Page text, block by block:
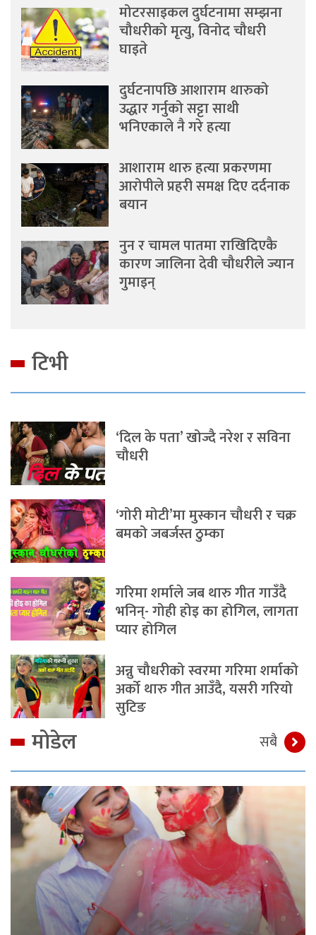
मोटरसाइकल दुर्घटनामा सम्झना
चौधरीको मृत्यु, विनोद चौधरी
घाइते
दुर्घटनापछि आशाराम थारुको
उद्धार गर्नुको सट्टा साथी
भनिएकाले नै गरे हत्या
आशाराम थारु हत्या प्रकरणमा
आरोपीले प्रहरी समक्ष दिए दर्दनाक
बयान
नुन र चामल पातमा राखिदिएकै
कारण जालिना देवी चौधरीले ज्यान
गुमाइन्
टिभी
‘दिल के पता’ खोज्दै नरेश र सविना
चौधरी
‘गोरी मोटी’मा मुस्कान चौधरी र चक्र
बमको जबर्जस्त ठुम्का
गरिमा शर्माले जब थारु गीत गाउँदै
भनिन्- गोही होइ का होगिल, लागता
प्यार होगिल
अन्नु चौधरीको स्वरमा गरिमा शर्माको
अर्को थारु गीत आउँदै, यसरी गरियो
सुटिङ
मोडेल सबै